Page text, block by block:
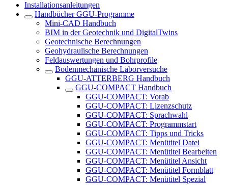
Installationsanleitungen
Handbücher GGU-Programme
Mini-CAD Handbuch
BIM in der Geotechnik und DigitalTwins
Geotechnische Berechnungen
Geohydraulische Berechnungen
Feldauswertungen und Bohrprofile
Bodenmechanische Laborversuche
GGU-ATTERBERG Handbuch
GGU-COMPACT Handbuch
GGU-COMPACT: Vorab
GGU-COMPACT: Lizenzschutz
GGU-COMPACT: Sprachwahl
GGU-COMPACT: Programmstart
GGU-COMPACT: Tipps und Tricks
GGU-COMPACT: Menütitel Datei
GGU-COMPACT: Menütitel Bearbeiten
GGU-COMPACT: Menütitel Ansicht
GGU-COMPACT: Menütitel Formblatt
GGU-COMPACT: Menütitel Spezial